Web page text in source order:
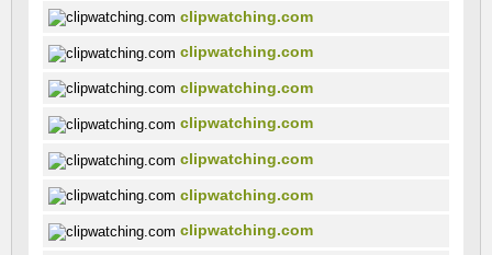
clipwatching.com
clipwatching.com
clipwatching.com
clipwatching.com
clipwatching.com
clipwatching.com
clipwatching.com